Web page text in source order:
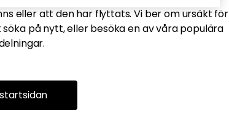
eller att den har flyttats. Vi ber om ursäkt för
på nytt, eller besöka en av våra populära